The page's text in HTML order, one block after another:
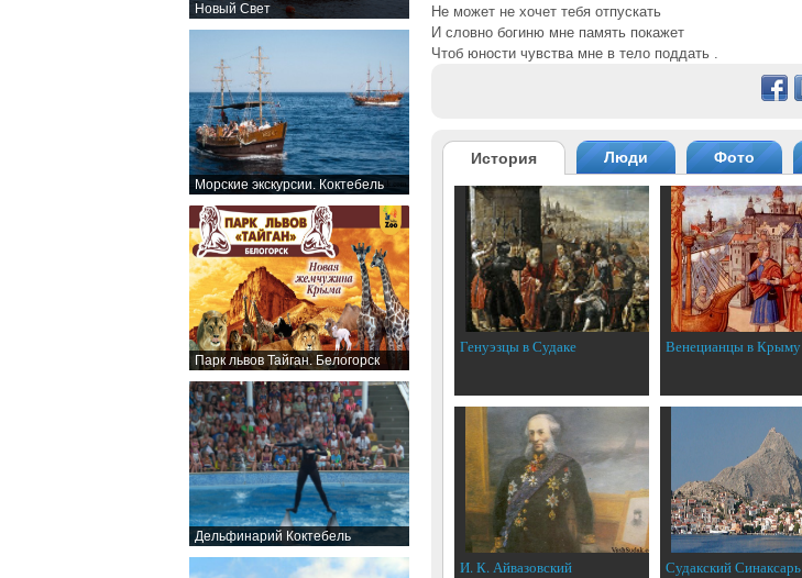
Новый Свет
Морские экскурсии. Коктебель
Парк львов Тайган. Белогорск
Дельфинарий Коктебель
Не может не хочет тебя отпускать
И словно богиню мне память покажет
Чтоб юности чувства мне в тело поддать .
История Люди Фото
Генуэзцы в Судаке Венецианцы в Крыму
И. К. Айвазовский Судакский Синаксарь